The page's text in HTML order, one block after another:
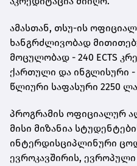
ამასთან, თსუ-ის
ხანგრძლივობად
მოცულობად - 240 ECTS
ქართული და ინგლისური
წლიური საფასური 2250
პროგრამის ოფიციალურ
მისი მიზანია
ინტერდისციპლინური
ევროკავშირის,